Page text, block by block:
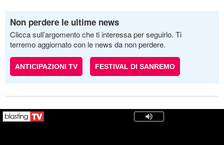
Non perdere le ultime news
Clicca sull’argomento che ti interessa per seguirlo. Ti
terremo aggiornato con le news da non perdere.
ANTICIPAZIONI TV FESTIVAL DI SANREMO